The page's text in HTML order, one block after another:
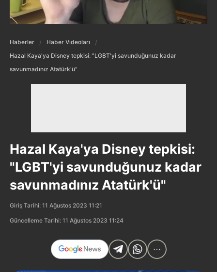
Haberler
Haber Videoları
Hazal Kaya'ya Disney tepkisi: "LGBT'yi savunduğunuz kadar
savunmadınız Atatürk'ü"
Hazal Kaya'ya Disney tepkisi:
"LGBT'yi savunduğunuz kadar
savunmadınız Atatürk'ü"
Giriş Tarihi: 11 Ağustos 2023 11:21
Güncelleme Tarihi: 11 Ağustos 2023 11:24